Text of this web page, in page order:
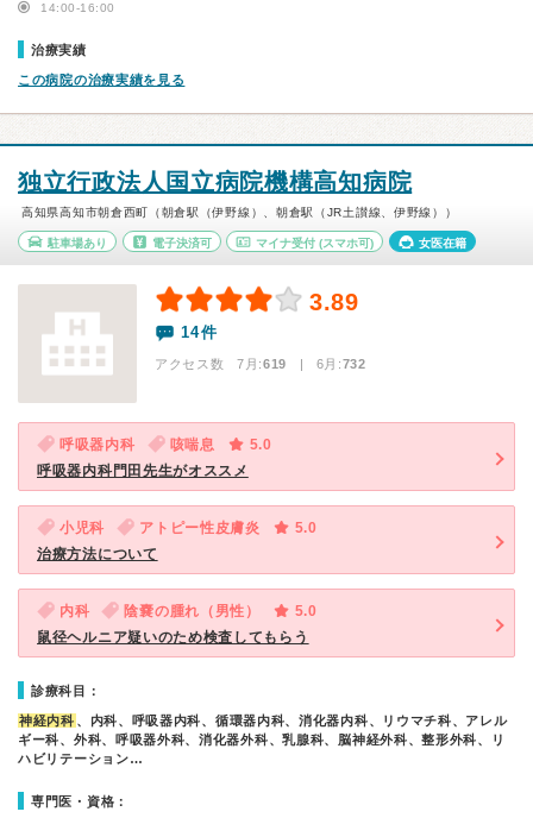
14:00-16:00
治療実績
この病院の治療実績を見る
独立行政法人国立病院機構高知病院
高知県高知市朝倉西町（朝倉駅（伊野線）、朝倉駅（JR土讃線、伊野線））
駐車場あり 電子決済可 マイナ受付 (スマホ可) 女医在籍
3.89
14件
アクセス数 7月:619 | 6月:732
呼吸器内科 咳喘息
5.0
呼吸器内科門田先生がオススメ
小児科 アトピー性皮膚炎
5.0
治療方法について
内科 陰嚢の腫れ（男性）
5.0
鼠径ヘルニア疑いのため検査してもらう
診療科目：
神経内科 、内科、呼吸器内科、循環器内科、消化器内科、リウマチ科、アレル
ギー科、外科、呼吸器外科、消化器外科、乳腺科、脳神経外科、整形外科、リ
ハビリテーション…
専門医・資格：